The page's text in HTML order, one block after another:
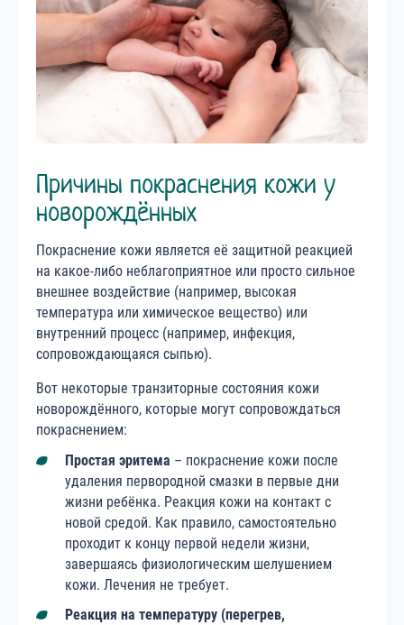
Причины покраснения кожи у
новорождённых
Покраснение кожи является её защитной реакцией
на какое-либо неблагоприятное или просто сильное
внешнее воздействие (например, высокая
температура или химическое вещество) или
внутренний процесс (например, инфекция,
сопровождающаяся сыпью).
Вот некоторые транзиторные состояния кожи
новорождённого, которые могут сопровождаться
покраснением:
Простая эритема – покраснение кожи после
удаления первородной смазки в первые дни
жизни ребёнка. Реакция кожи на контакт с
новой средой. Как правило, самостоятельно
проходит к концу первой недели жизни,
завершаясь физиологическим шелушением
кожи. Лечения не требует.
Реакция на температуру (перегрев,